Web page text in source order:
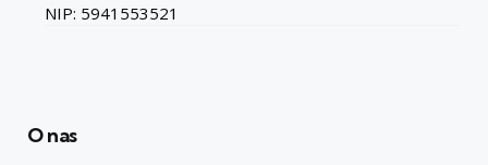
NIP: 5941553521
O nas